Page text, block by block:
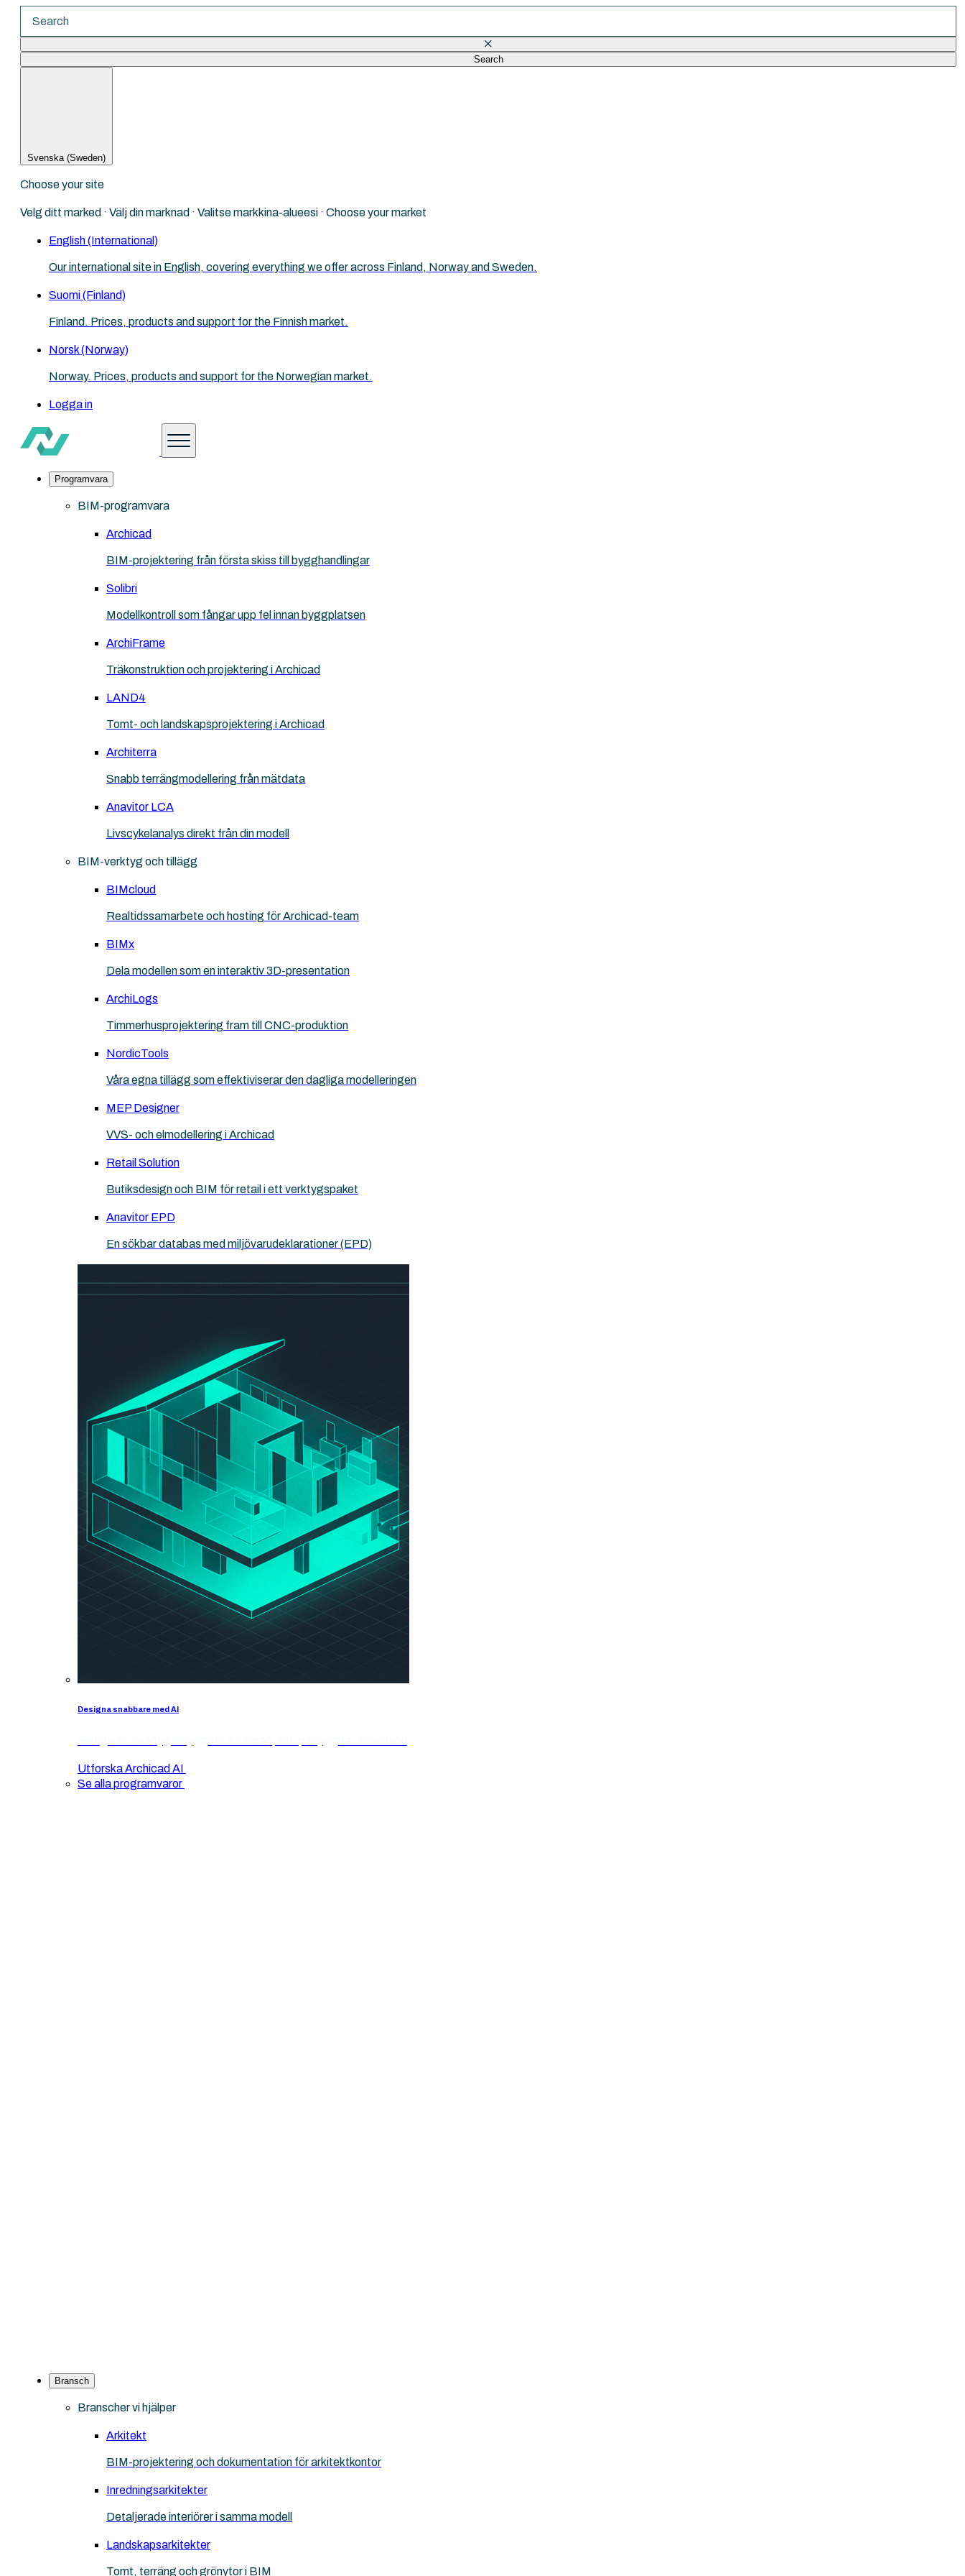
Search
Svenska (Sweden)
Choose your site
Velg ditt marked · Välj din marknad · Valitse markkina-alueesi · Choose your market
English (International)
Our international site in English, covering everything we offer across Finland, Norway and Sweden.
Suomi (Finland)
Finland. Prices, products and support for the Finnish market.
Norsk (Norway)
Norway. Prices, products and support for the Norwegian market.
Logga in
Programvara
BIM-programvara
Archicad
BIM-projektering från första skiss till bygghandlingar
Solibri
Modellkontroll som fångar upp fel innan byggplatsen
ArchiFrame
Träkonstruktion och projektering i Archicad
LAND4
Tomt- och landskapsprojektering i Archicad
Architerra
Snabb terrängmodellering från mätdata
Anavitor LCA
Livscykelanalys direkt från din modell
BIM-verktyg och tillägg
BIMcloud
Realtidssamarbete och hosting för Archicad-team
BIMx
Dela modellen som en interaktiv 3D-presentation
ArchiLogs
Timmerhusprojektering fram till CNC-produktion
NordicTools
Våra egna tillägg som effektiviserar den dagliga modelleringen
MEP Designer
VVS- och elmodellering i Archicad
Retail Solution
Butiksdesign och BIM för retail i ett verktygspaket
Anavitor EPD
En sökbar databas med miljövarudeklarationer (EPD)
Designa snabbare med AI
Utforska Archicad AI
Se alla programvaror
Bransch
Branscher vi hjälper
Arkitekt
BIM-projektering och dokumentation för arkitektkontor
Inredningsarkitekter
Detaljerade interiörer i samma modell
Landskapsarkitekter
Tomt, terräng och grönytor i BIM